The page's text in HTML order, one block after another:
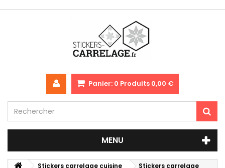
Panier: 0 Produits 0,00 €
MENU
Stickers carrelage cuisine
Stickers carrelage